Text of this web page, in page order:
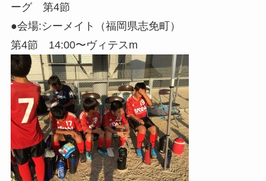
ーグ 第4節
●会場:シーメイト（福岡県志免町）
第4節 14:00〜ヴィテスm